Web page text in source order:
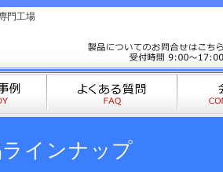
門工場
インナップ